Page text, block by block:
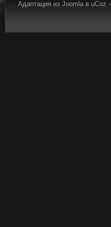
Адаптация из Joomla в uCoz -